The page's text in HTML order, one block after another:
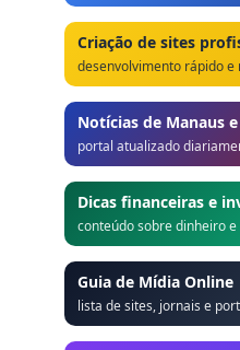
Criação de sites
desenvolvimento rápido e
Notícias de Manaus
portal atualizado
Dicas financeiras e
conteúdo sobre dinheiro e
Guia de Mídia Online
lista de sites, jornais e